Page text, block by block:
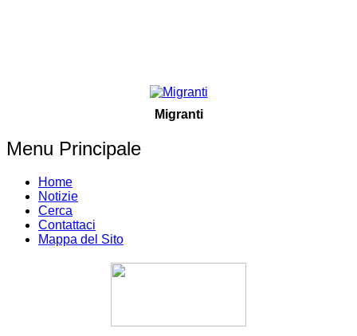
Migranti
Menu Principale
Home
Notizie
Cerca
Contattaci
Mappa del Sito